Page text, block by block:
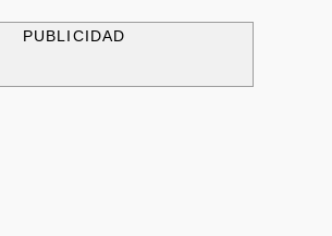
PUBLICIDAD